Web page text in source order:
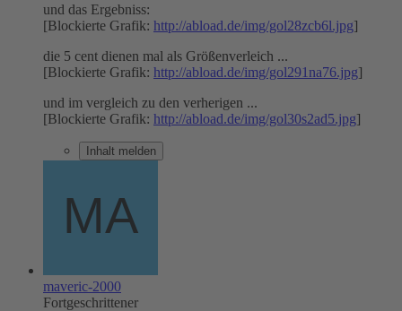
und das Ergebniss:
[Blockierte Grafik: http://abload.de/img/gol28zcb6l.jpg]
die 5 cent dienen mal als Größenverleich ...
[Blockierte Grafik: http://abload.de/img/gol291na76.jpg]
und im vergleich zu den verherigen ...
[Blockierte Grafik: http://abload.de/img/gol30s2ad5.jpg]
Inhalt melden
maveric-2000
Fortgeschrittener